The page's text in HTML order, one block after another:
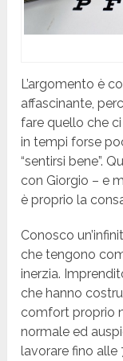
L’argomento è
affascinante,
fare quello che
in tempi forse
“sentirsi bene”.
con Giorgio – e
è proprio la
Conosco
che tengono
inerzia.
che hanno
comfort proprio
normale ed
lavorare fino alle